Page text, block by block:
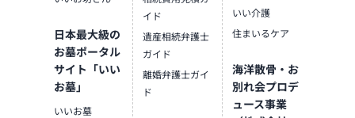
日本最大級の
お墓ポータル
サイト「いい
お墓」
いいお墓
イド
遺産相続弁護士
ガイド
離婚弁護士ガイ
ド
いい介護
住まいるケア
海洋散骨・お
別れ会プロデ
ュース事業